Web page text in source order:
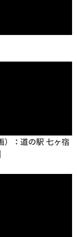
：道の駅 七ヶ宿